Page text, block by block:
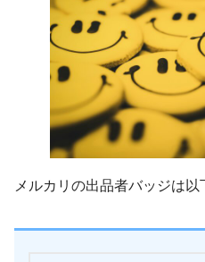
メルカリの出品者バッジは以